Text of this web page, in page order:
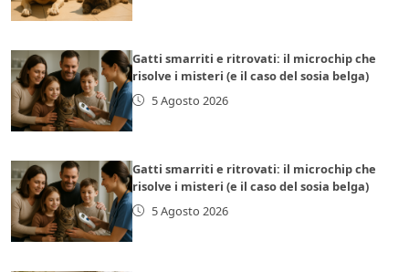
Gatti smarriti e ritrovati: il microchip che
risolve i misteri (e il caso del sosia belga)
5 Agosto 2026
Gatti smarriti e ritrovati: il microchip che
risolve i misteri (e il caso del sosia belga)
5 Agosto 2026